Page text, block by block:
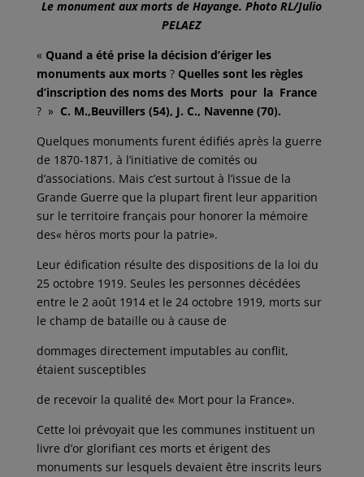
Le monument aux morts de Hayange. Photo RL/Julio
PELAEZ
« Quand a été prise la décision d’ériger les
monuments aux morts ? Quelles sont les règles
d’inscription des noms des Morts pour la France
? » C. M.,Beuvillers (54), J. C., Navenne (70).
Quelques monuments furent édifiés après la guerre
de 1870-1871, à l’initiative de comités ou
d’associations. Mais c’est surtout à l’issue de la
Grande Guerre que la plupart firent leur apparition
sur le territoire français pour honorer la mémoire
des« héros morts pour la patrie».
Leur édification résulte des dispositions de la loi du
25 octobre 1919. Seules les personnes décédées
entre le 2 août 1914 et le 24 octobre 1919, morts sur
le champ de bataille ou à cause de
dommages directement imputables au conflit,
étaient susceptibles
de recevoir la qualité de« Mort pour la France».
Cette loi prévoyait que les communes instituent un
livre d’or glorifiant ces morts et érigent des
monuments sur lesquels devaient être inscrits leurs